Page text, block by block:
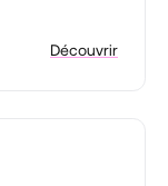
Découvrir